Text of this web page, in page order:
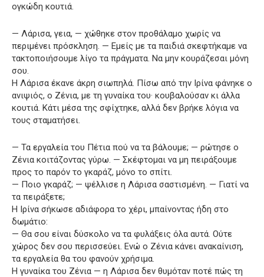
ογκώδη κουτιά.
— Λάρισα, γεια, — χώθηκε στον προθάλαμο χωρίς να
περιμένει πρόσκληση. — Εμείς με τα παιδιά σκεφτήκαμε να
τακτοποιήσουμε λίγο τα πράγματα. Να μην κουράζεσαι μόνη
σου.
Η Λάρισα έκανε άκρη σιωπηλά. Πίσω από την Ιρίνα φάνηκε ο
ανιψιός, ο Ζένια, με τη γυναίκα του· κουβαλούσαν κι άλλα
κουτιά. Κάτι μέσα της σφίχτηκε, αλλά δεν βρήκε λόγια να
τους σταματήσει.
— Τα εργαλεία του Πέτια πού να τα βάλουμε; — ρώτησε ο
Ζένια κοιτάζοντας γύρω. — Σκέφτομαι να μη πειράξουμε
προς το παρόν το γκαράζ, μόνο το σπίτι.
— Ποιο γκαράζ; — ψέλλισε η Λάρισα σαστισμένη. — Γιατί να
τα πειράξετε;
Η Ιρίνα σήκωσε αδιάφορα το χέρι, μπαίνοντας ήδη στο
δωμάτιο:
— Θα σου είναι δύσκολο να τα φυλάξεις όλα αυτά. Ούτε
χώρος δεν σου περισσεύει. Ενώ ο Ζένια κάνει ανακαίνιση,
τα εργαλεία θα του φανούν χρήσιμα.
Η γυναίκα του Ζένια — η Λάρισα δεν θυμόταν ποτέ πώς τη